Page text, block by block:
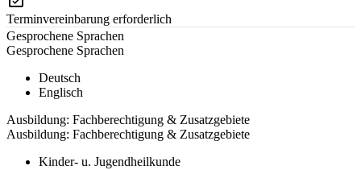
Terminvereinbarung erforderlich
Gesprochene Sprachen
Gesprochene Sprachen
Deutsch
Englisch
Ausbildung: Fachberechtigung & Zusatzgebiete
Ausbildung: Fachberechtigung & Zusatzgebiete
Kinder- u. Jugendheilkunde